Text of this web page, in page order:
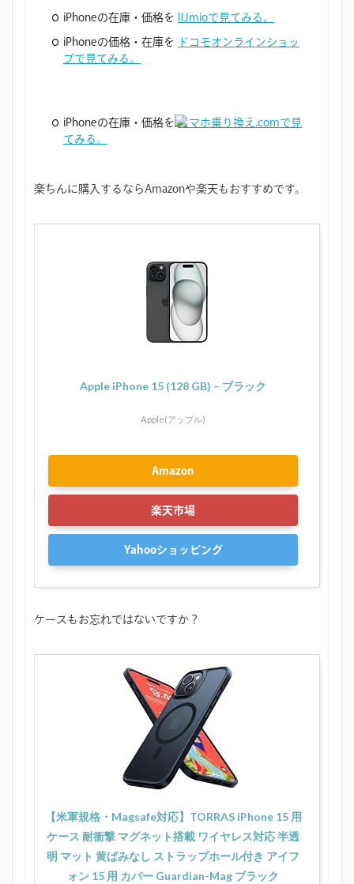
iPhoneの在庫・価格を IIJmioで見てみる。
iPhoneの価格・在庫を
ドコモオンラインショッ
プで見てみる。
iPhoneの在庫・価格を スマホ乗り換え.comで見
てみる。
楽ちんに購入するならAmazonや楽天もおすすめです。
Apple iPhone 15 (128 GB) – ブラック
Apple(アップル)
Amazon
楽天市場
Yahooショッピング
ケースもお忘れではないですか？
【米軍規格・Magsafe対応】TORRAS iPhone 15 用
ケース 耐衝撃 マグネット搭載 ワイヤレス対応 半透
明 マット 黄ばみなし ストラップホール付き アイフ
ォン 15 用 カバー Guardian-Mag ブラック